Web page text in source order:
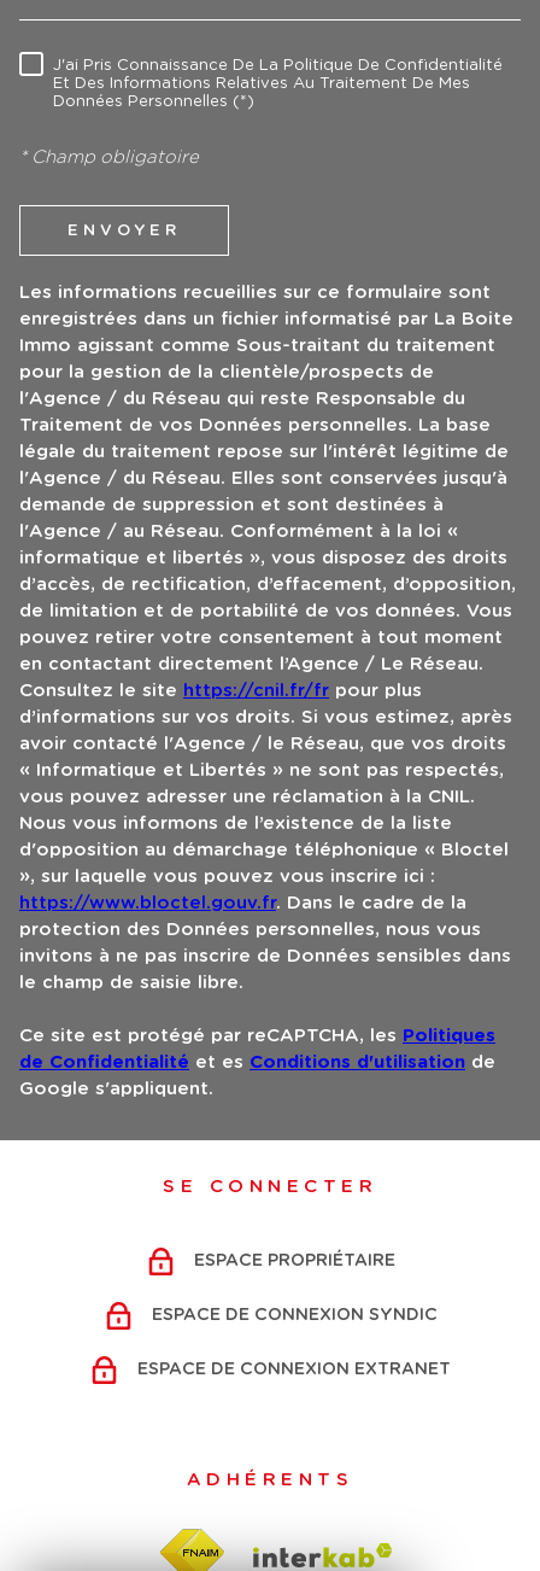
RÈGLEMENTATION
J'ai Pris Connaissance De La Politique De Confidentialité
Et Des Informations Relatives Au Traitement De Mes
Données Personnelles (*)
* Champ obligatoire
ENVOYER
Les informations recueillies sur ce formulaire sont
enregistrées dans un fichier informatisé par La Boite
Immo agissant comme Sous-traitant du traitement
pour la gestion de la clientèle/prospects de
l'Agence / du Réseau qui reste Responsable du
Traitement de vos Données personnelles. La base
légale du traitement repose sur l'intérêt légitime de
l'Agence / du Réseau. Elles sont conservées jusqu'à
demande de suppression et sont destinées à
l'Agence / au Réseau. Conformément à la loi «
informatique et libertés », vous disposez des droits
d’accès, de rectification, d’effacement, d’opposition,
de limitation et de portabilité de vos données. Vous
pouvez retirer votre consentement à tout moment
en contactant directement l’Agence / Le Réseau.
Consultez le site https://cnil.fr/fr pour plus
d’informations sur vos droits. Si vous estimez, après
avoir contacté l'Agence / le Réseau, que vos droits
« Informatique et Libertés » ne sont pas respectés,
vous pouvez adresser une réclamation à la CNIL.
Nous vous informons de l’existence de la liste
d'opposition au démarchage téléphonique « Bloctel
», sur laquelle vous pouvez vous inscrire ici :
https://www.bloctel.gouv.fr. Dans le cadre de la
protection des Données personnelles, nous vous
invitons à ne pas inscrire de Données sensibles dans
le champ de saisie libre.
Ce site est protégé par reCAPTCHA, les Politiques
de Confidentialité et es Conditions d'utilisation de
Google s'appliquent.
SE CONNECTER
ESPACE PROPRIÉTAIRE
ESPACE DE CONNEXION SYNDIC
ESPACE DE CONNEXION EXTRANET
ADHÉRENTS